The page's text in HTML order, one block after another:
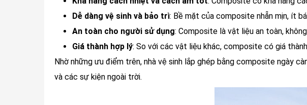
Dễ dàng vệ sinh và bảo trì: Bề mặt của composite nhẵn mịn, ít
An toàn cho người sử dụng: Composite là vật liệu an toàn,
Giá thành hợp lý: So với các vật liệu khác, composite có giá
Nhờ những ưu điểm trên, nhà vệ sinh lắp ghép bằng composite ngày
và các sự kiện ngoài trời.